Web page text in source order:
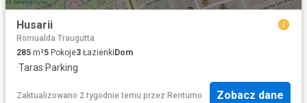
Husarii
Romualda Traugutta
285 m²5 Pokoje3 Łazienki Dom
·Taras·Parking
Zaktualizowano 2 tygodnie temu przez Rentumo Zobacz dane